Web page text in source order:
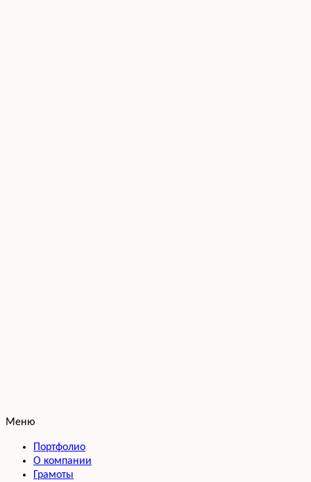
Меню
Портфолио
О компании
Грамоты